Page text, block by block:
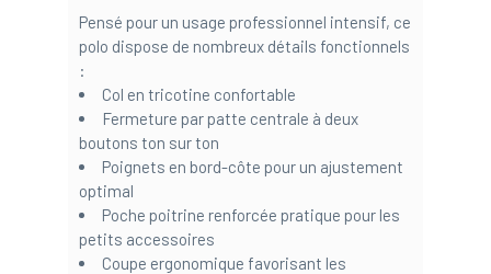
Pensé pour un usage professionnel intensif, ce
polo dispose de nombreux détails fonctionnels
:
Col en tricotine confortable
Fermeture par patte centrale à deux
boutons ton sur ton
Poignets en bord-côte pour un ajustement
optimal
Poche poitrine renforcée pratique pour les
petits accessoires
Coupe ergonomique favorisant les